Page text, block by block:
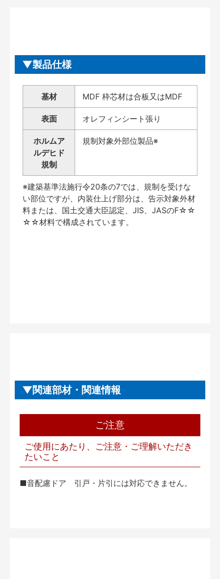
製品仕様
基材 MDF 枠芯材は合板又はMDF
表面 オレフィンシート張り
ホルムア
ルデヒド
規制
規制対象外部位製品※
※建築基準法施行令20条の7では、規制を受けな
い部位ですが、内装仕上げ部分は、告示対象外材
料または、国土交通大臣認定、JIS、JASのF☆☆
☆☆材料で構成されています。
関連部材・関連情報
ご注意
ご使用にあたり、ご注意・ご理解いただき
たいこと
■音配慮ドア 引戸・片引には対応できません。